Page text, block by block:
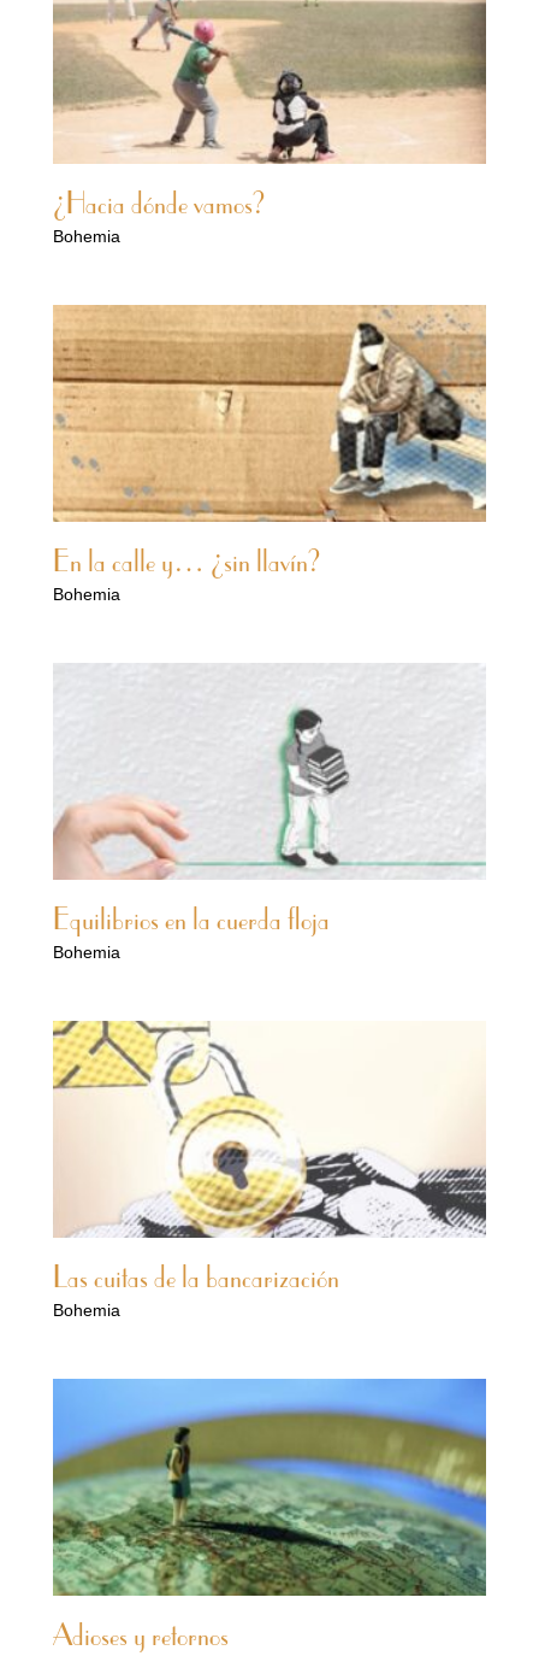
¿Hacia dónde vamos?
Bohemia
En la calle y… ¿sin llavín?
Bohemia
Equilibrios en la cuerda floja
Bohemia
Las cuitas de la bancarización
Bohemia
Adioses y retornos